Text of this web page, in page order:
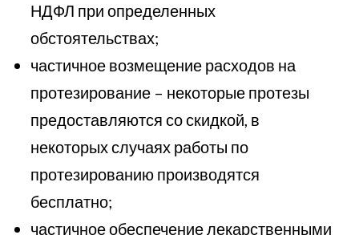
НДФЛ при определенных
обстоятельствах;
частичное возмещение расходов на
протезирование – некоторые протезы
предоставляются со скидкой, в
некоторых случаях работы по
протезированию производятся
бесплатно;
частичное обеспечение лекарственными